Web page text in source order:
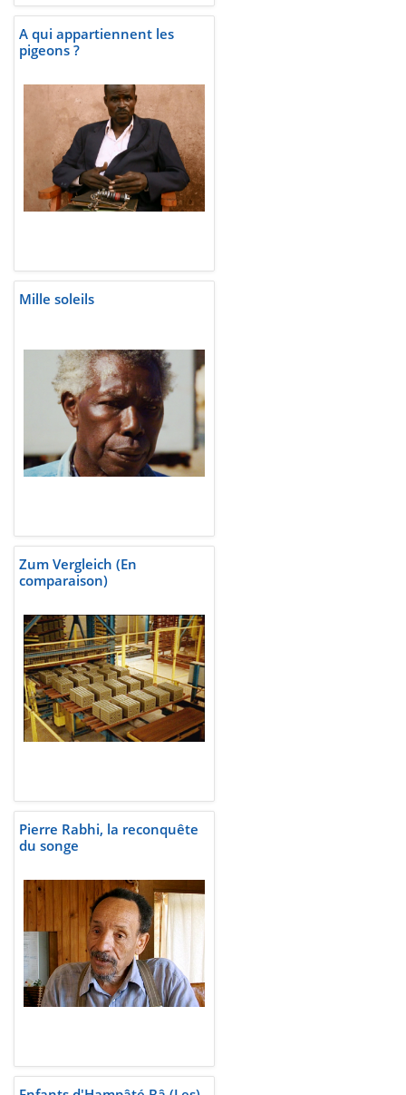
A qui appartiennent les
pigeons ?
Mille soleils
Zum Vergleich (En
comparaison)
Pierre Rabhi, la reconquête
du songe